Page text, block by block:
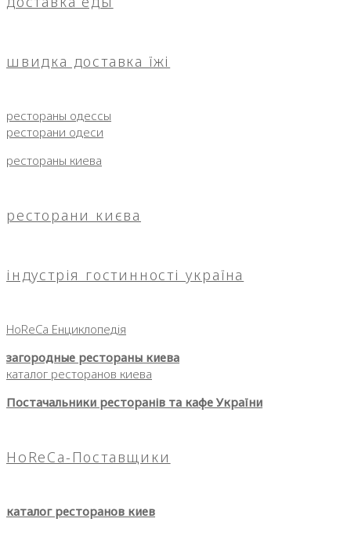
швидка доставка їжі
рестораны одессы
ресторани одеси
рестораны киева
ресторани києва
індустрія гостинності україна
HoReCa Енциклопедія
загородные рестораны киева
каталог ресторанов киева
Постачальники ресторанів та кафе України
HoReCa-Поставщики
каталог ресторанов киев